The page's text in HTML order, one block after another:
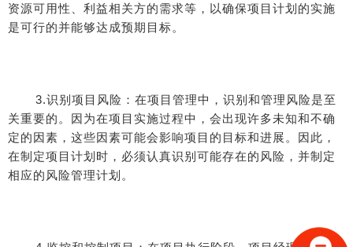
资源可用性、利益相关方的需求等，以确保项目计划的实施
是可行的并能够达成预期目标。
3.识别项目风险：在项目管理中，识别和管理风险是至
关重要的。因为在项目实施过程中，会出现许多未知和不确
定的因素，这些因素可能会影响项目的目标和进展。因此，
在制定项目计划时，必须认真识别可能存在的风险，并制定
相应的风险管理计划。